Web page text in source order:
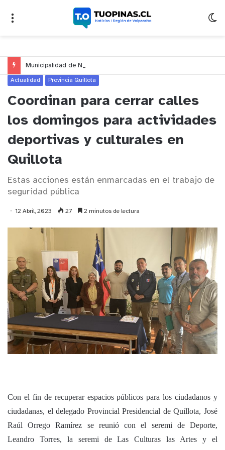
Actualidad Provincia Quillota
Coordinan para cerrar calles
los domingos para actividades
deportivas y culturales en
Quillota
Estas acciones están enmarcadas en el trabajo de
seguridad pública
12 Abril, 2023 27 2 minutos de lectura
Con el fin de recuperar espacios públicos para los ciudadanos y
ciudadanas, el delegado Provincial Presidencial de Quillota, José
Raúl Orrego Ramírez se reunió con el seremi de Deporte,
Leandro Torres, la seremi de Las Culturas las Artes y el